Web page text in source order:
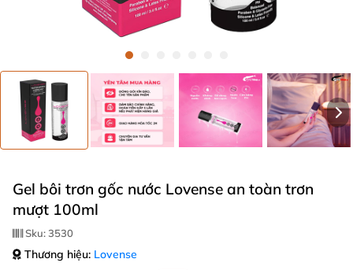
Gel bôi trơn gốc nước Lovense an toàn trơn
mượt 100ml
Sku:3530
Thương hiệu: Lovense